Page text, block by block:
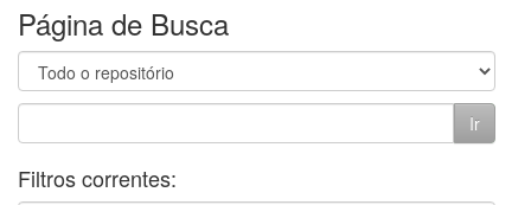
Página de Busca
Filtros correntes: